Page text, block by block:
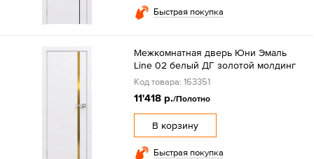
Быстрая покупка
Межкомнатная дверь Юни Эмаль
Line 02 белый ДГ золотой молдинг
Код товара: 163351
11'418 р./Полотно
В корзину
Быстрая покупка